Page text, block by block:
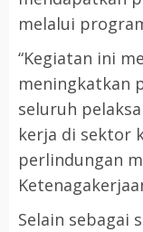
melalui
“Kegiatan ini
meningkatkan
seluruh
kerja di sektor
perlindungan
Selain sebagai